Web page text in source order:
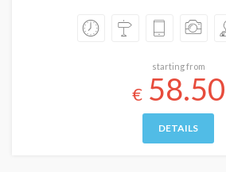
starting from
€58.50
DETAILS